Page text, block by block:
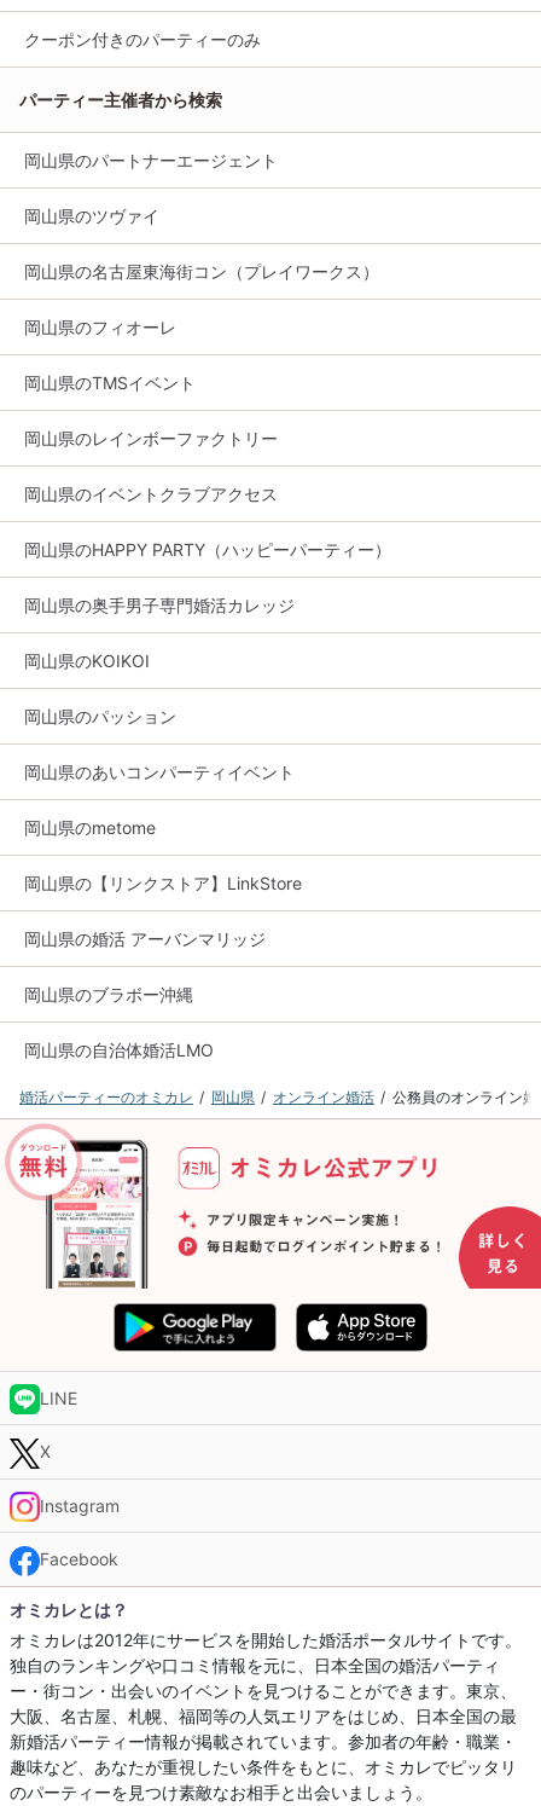
クーポン付きのパーティーのみ
パーティー主催者から検索
岡山県のパートナーエージェント
岡山県のツヴァイ
岡山県の名古屋東海街コン（プレイワークス）
岡山県のフィオーレ
岡山県のTMSイベント
岡山県のレインボーファクトリー
岡山県のイベントクラブアクセス
岡山県のHAPPY PARTY（ハッピーパーティー）
岡山県の奥手男子専門婚活カレッジ
岡山県のKOIKOI
岡山県のパッション
岡山県のあいコンパーティイベント
岡山県のmetome
岡山県の【リンクストア】LinkStore
岡山県の婚活 アーバンマリッジ
岡山県のブラボー沖縄
岡山県の自治体婚活LMO
婚活パーティーのオミカレ 岡山県 オンライン婚活 公務員のオンライン婚
LINE
X
Instagram
Facebook
オミカレとは？
オミカレは2012年にサービスを開始した婚活ポータルサイトです。
独自のランキングや口コミ情報を元に、日本全国の婚活パーティ
ー・街コン・出会いのイベントを見つけることができます。東京、
大阪、名古屋、札幌、福岡等の人気エリアをはじめ、日本全国の最
新婚活パーティー情報が掲載されています。参加者の年齢・職業・
趣味など、あなたが重視したい条件をもとに、オミカレでピッタリ
のパーティーを見つけ素敵なお相手と出会いましょう。